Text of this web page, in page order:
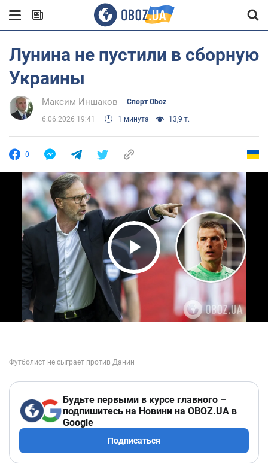
Лунина не пустили в сборную
Украины
Максим Иншаков Спорт Oboz
6.06.2026 19:41 1 минута 13,9 т.
0
Play Video
Будьте первыми в курсе главного –
подпишитесь на Новини на OBOZ.UA в
Google
Подписаться